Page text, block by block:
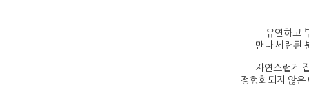
유연하고
만나 세련된
자연스럽게
정형화되지 않은